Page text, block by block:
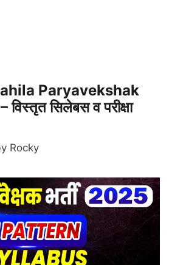
Paryavekshak
सिलेबस व परीक्षा
Rocky